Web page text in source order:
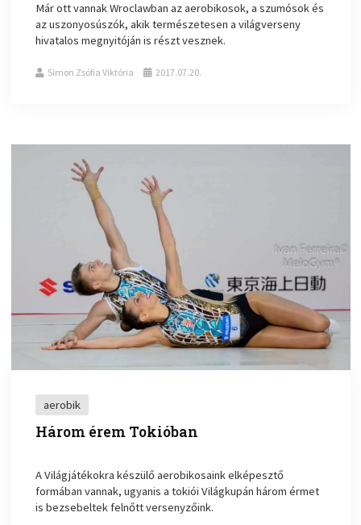
Már ott vannak Wroclawban az aerobikosok, a szumósok és
az uszonyosúszók, akik természetesen a világverseny
hivatalos megnyitóján is részt vesznek.
Simon Zsófia Viktória 2017.07.20.
aerobik
Három érem Tokióban
A Világjátékokra készülő aerobikosaink elképesztő
formában vannak, ugyanis a tokiói Világkupán három érmet
is bezsebeltek felnőtt versenyzőink.